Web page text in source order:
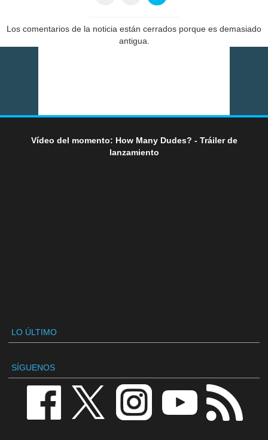
Los comentarios de la noticia están cerrados porque es demasiado
antigua.
Vídeo del momento: How Many Dudes? - Tráiler de
lanzamiento
LO ÚLTIMO
SÍGUENOS